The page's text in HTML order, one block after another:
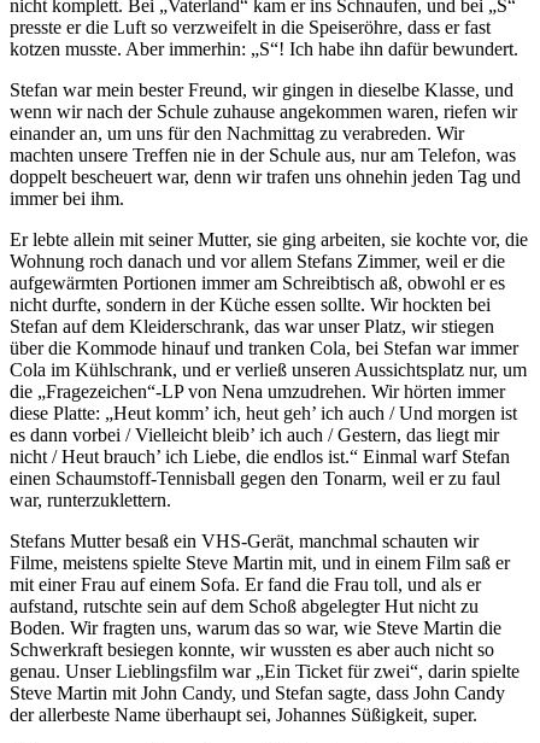
nicht komplett. Bei „Vaterland“ kam er ins Schnaufen, und bei „S“
presste er die Luft so verzweifelt in die Speiseröhre, dass er fast
kotzen musste. Aber immerhin: „S“! Ich habe ihn dafür bewundert.
Stefan war mein bester Freund, wir gingen in dieselbe Klasse, und
wenn wir nach der Schule zuhause angekommen waren, riefen wir
einander an, um uns für den Nachmittag zu verabreden. Wir
machten unsere Treffen nie in der Schule aus, nur am Telefon, was
doppelt bescheuert war, denn wir trafen uns ohnehin jeden Tag und
immer bei ihm.
Er lebte allein mit seiner Mutter, sie ging arbeiten, sie kochte vor, die
Wohnung roch danach und vor allem Stefans Zimmer, weil er die
aufgewärmten Portionen immer am Schreibtisch aß, obwohl er es
nicht durfte, sondern in der Küche essen sollte. Wir hockten bei
Stefan auf dem Kleiderschrank, das war unser Platz, wir stiegen
über die Kommode hinauf und tranken Cola, bei Stefan war immer
Cola im Kühlschrank, und er verließ unseren Aussichtsplatz nur, um
die „Fragezeichen“-LP von Nena umzudrehen. Wir hörten immer
diese Platte: „Heut komm’ ich, heut geh’ ich auch / Und morgen ist
es dann vorbei / Vielleicht bleib’ ich auch / Gestern, das liegt mir
nicht / Heut brauch’ ich Liebe, die endlos ist.“ Einmal warf Stefan
einen Schaumstoff-Tennisball gegen den Tonarm, weil er zu faul
war, runterzuklettern.
Stefans Mutter besaß ein VHS-Gerät, manchmal schauten wir
Filme, meistens spielte Steve Martin mit, und in einem Film saß er
mit einer Frau auf einem Sofa. Er fand die Frau toll, und als er
aufstand, rutschte sein auf dem Schoß abgelegter Hut nicht zu
Boden. Wir fragten uns, warum das so war, wie Steve Martin die
Schwerkraft besiegen konnte, wir wussten es aber auch nicht so
genau. Unser Lieblingsfilm war „Ein Ticket für zwei“, darin spielte
Steve Martin mit John Candy, und Stefan sagte, dass John Candy
der allerbeste Name überhaupt sei, Johannes Süßigkeit, super.